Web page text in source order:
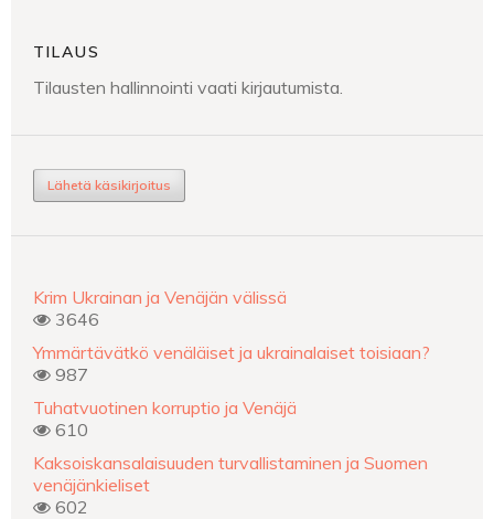
TILAUS
Tilausten hallinnointi vaati kirjautumista.
Lähetä käsikirjoitus
Krim Ukrainan ja Venäjän välissä
3646
Ymmärtävätkö venäläiset ja ukrainalaiset toisiaan?
987
Tuhatvuotinen korruptio ja Venäjä
610
Kaksoiskansalaisuuden turvallistaminen ja Suomen
venäjänkieliset
602